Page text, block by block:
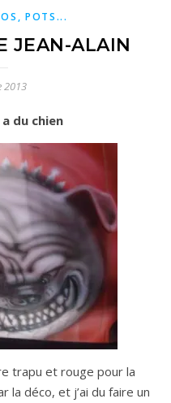
POTS...
JEAN-ALAIN
2013
a du chien
trapu et rouge pour la
la déco, et j’ai du faire un